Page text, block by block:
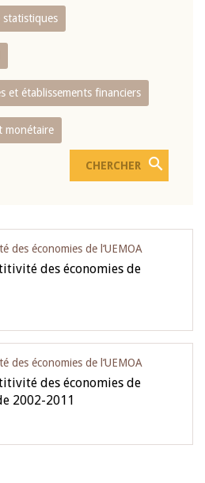
statistiques
et établissements financiers
monétaire
des économies de l‘UEMOA
des économies de
des économies de l‘UEMOA
des économies de
2002-2011